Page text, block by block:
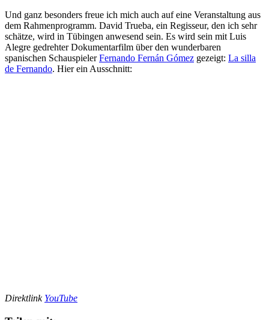
Und ganz besonders freue ich mich auch auf eine Veranstaltung aus
dem Rahmenprogramm. David Trueba, ein Regisseur, den ich sehr
schätze, wird in Tübingen anwesend sein. Es wird sein mit Luis
Alegre gedrehter Dokumentarfilm über den wunderbaren
spanischen SchauspielerFernando Fernán Gómez gezeigt: La silla
de Fernando. Hier ein Ausschnitt:
Direktlink YouTube